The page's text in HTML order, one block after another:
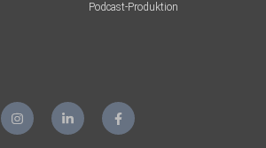
Podcast-Produktion